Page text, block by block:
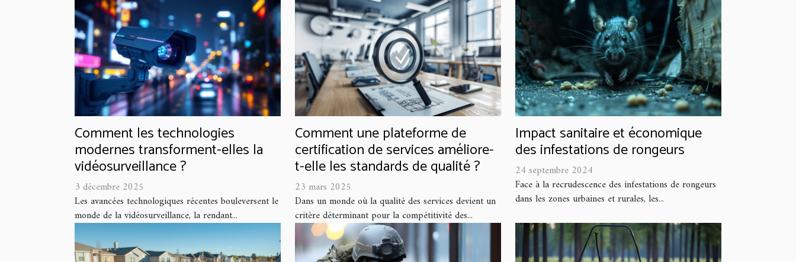
Comment les technologies
modernes transforment-elles la
vidéosurveillance ?
3 décembre 2025
Les avancées technologiques récentes bouleversent le
monde de la vidéosurveillance, la rendant...
Comment une plateforme de
certification de services améliore-
t-elle les standards de qualité ?
23 mars 2025
Dans un monde où la qualité des services devient un
critère déterminant pour la compétitivité des...
Impact sanitaire et économique
des infestations de rongeurs
24 septembre 2024
Face à la recrudescence des infestations de rongeurs
dans les zones urbaines et rurales, les...